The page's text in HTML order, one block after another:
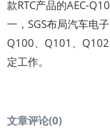
款RTC产品的AEC-
一，SGS布局汽车电
Q100、Q101、
定工作。
文章评论(0)